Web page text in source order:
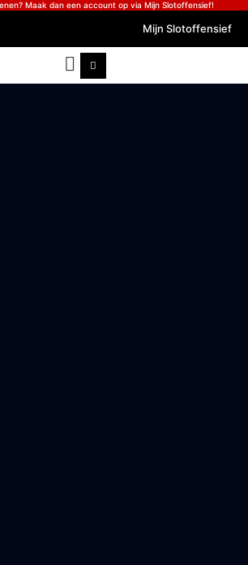
Maak dan een account op via Mijn Slotoffensief!
Mijn Slotoffensief